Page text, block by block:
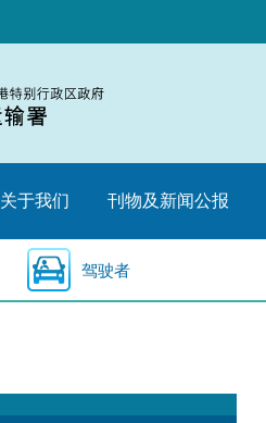
关于我们 刊物及新闻公报
驾驶者